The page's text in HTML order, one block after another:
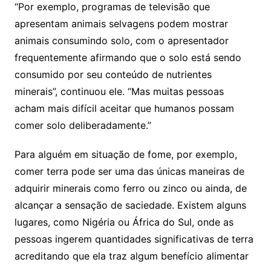
“Por exemplo, programas de televisão que
apresentam animais selvagens podem mostrar
animais consumindo solo, com o apresentador
frequentemente afirmando que o solo está sendo
consumido por seu conteúdo de nutrientes
minerais”, continuou ele. “Mas muitas pessoas
acham mais difícil aceitar que humanos possam
comer solo deliberadamente.”
Para alguém em situação de fome, por exemplo,
comer terra pode ser uma das únicas maneiras de
adquirir minerais como ferro ou zinco ou ainda, de
alcançar a sensação de saciedade. Existem alguns
lugares, como Nigéria ou África do Sul, onde as
pessoas ingerem quantidades significativas de terra
acreditando que ela traz algum benefício alimentar